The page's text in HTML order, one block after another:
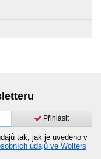
Přihlásit
tak, jak je uvedeno v
údajů ve Wolters